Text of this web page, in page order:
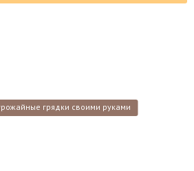
грядки своими руками